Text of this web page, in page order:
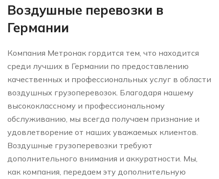
Воздушные перевозки в
Германии
Компания Метронак гордится тем, что находится
среди лучших в Германии по предоставлению
качественных и профессиональных услуг в области
воздушных грузоперевозок. Благодаря нашему
высококлассному и профессиональному
обслуживанию, мы всегда получаем признание и
удовлетворение от наших уважаемых клиентов.
Воздушные грузоперевозки требуют
дополнительного внимания и аккуратности. Мы,
как компания, передаем эту дополнительную